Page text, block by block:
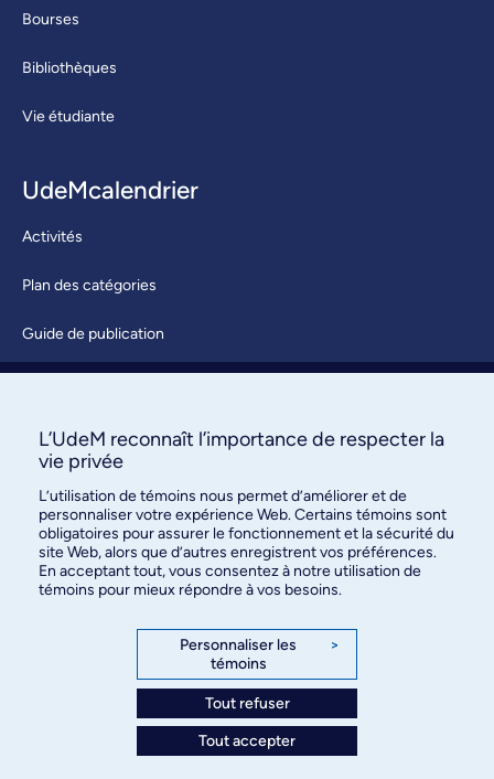
Bourses
Bibliothèques
Vie étudiante
UdeMcalendrier
Activités
Plan des catégories
Guide de publication
À propos / Nous joindre
des relations publiques
3744, rue Jean-Brillant, bureau 490
Montréal (Québec) H3T 1P1
L’UdeM reconnaît l’importance de respecter la
vie privée
L’utilisation de témoins nous permet d’améliorer et de
personnaliser votre expérience Web. Certains témoins sont
obligatoires pour assurer le fonctionnement et la sécurité du
site Web, alors que d’autres enregistrent vos préférences.
En acceptant tout, vous consentez à notre utilisation de
témoins pour mieux répondre à vos besoins.
Personnaliser les
témoins
>
Tout refuser
Tout accepter